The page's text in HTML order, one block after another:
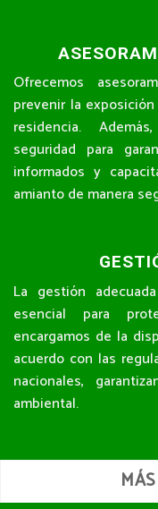
Ofrecemos
prevenir la
residencia.
seguridad para
informados y
amianto de manera
La gestión
esencial para
encargamos de la
acuerdo con las
nacionales,
ambiental.